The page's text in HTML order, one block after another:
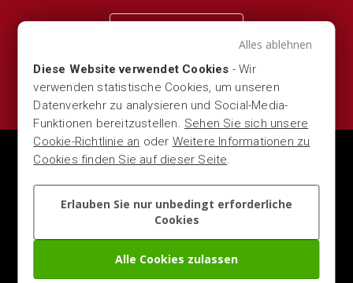
MARBER S.R.L. — VIA DEL COMMERCIO 16, 25028 -
00704280981 - CCIAA 303037 — TEL. +39 0309363411
CONTACT@MARBER.NET
Alles ablehnen
Diese Website verwendet Cookies - Wir
verwenden statistische Cookies, um unseren
Datenverkehr zu analysieren und Social-Media-
Funktionen bereitzustellen. Sehen Sie sich unsere
Cookie-Richtlinie an oder Weitere Informationen zu
Cookies finden Sie auf dieser Seite.
Erlauben Sie nur unbedingt erforderliche
Cookies
Alle Cookies zulassen